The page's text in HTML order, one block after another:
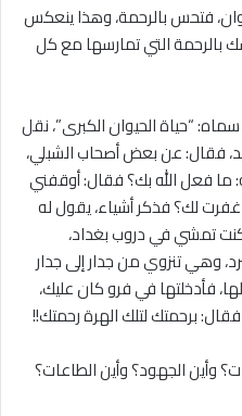
فتحس بالرحمة، وهذا ينعكس
بالرحمة التي تمارسها مع كل
“حياة الحيوان الكبرى”، نقل
فقال: عن بعض أصحاب الشبلي،
ما فعل الله بك؟ فقال: أوقفني
غفرت لك؟ فذكر أشياء، يقول له
تمشي في دروب بغداد،
وهي تنزوي من جدار إلى جدار
فأدخلتها في فرو كان عليك،
برحمتك لتلك الهرة رحمتك!!
وأين الجهود؟ وأين الطاعات؟